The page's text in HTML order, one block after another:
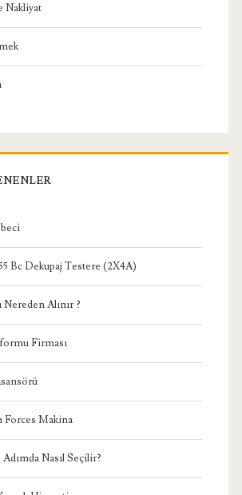
Nakliyat
Bc Dekupaj Testere (2X4A)
Alınır ?
Firması
Forces Makina
Nasıl Seçilir?